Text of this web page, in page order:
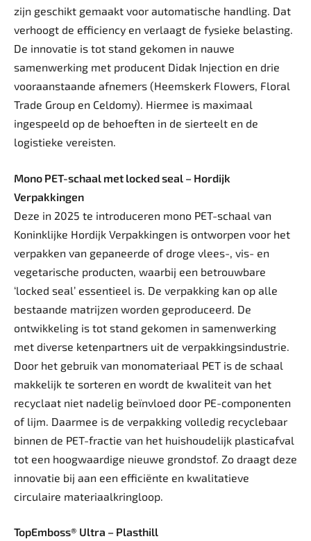
zijn geschikt gemaakt voor automatische handling. Dat
verhoogt de efficiency en verlaagt de fysieke belasting.
De innovatie is tot stand gekomen in nauwe
samenwerking met producent Didak Injection en drie
vooraanstaande afnemers (Heemskerk Flowers, Floral
Trade Group en Celdomy). Hiermee is maximaal
ingespeeld op de behoeften in de sierteelt en de
logistieke vereisten.
Mono PET-schaal met locked seal – Hordijk
Verpakkingen
Deze in 2025 te introduceren mono PET-schaal van
Koninklijke Hordijk Verpakkingen is ontworpen voor het
verpakken van gepaneerde of droge vlees-, vis- en
vegetarische producten, waarbij een betrouwbare
‘locked seal’ essentieel is. De verpakking kan op alle
bestaande matrijzen worden geproduceerd. De
ontwikkeling is tot stand gekomen in samenwerking
met diverse ketenpartners uit de verpakkingsindustrie.
Door het gebruik van monomateriaal PET is de schaal
makkelijk te sorteren en wordt de kwaliteit van het
recyclaat niet nadelig beïnvloed door PE-componenten
of lijm. Daarmee is de verpakking volledig recyclebaar
binnen de PET-fractie van het huishoudelijk plasticafval
tot een hoogwaardige nieuwe grondstof. Zo draagt deze
innovatie bij aan een efficiënte en kwalitatieve
circulaire materiaalkringloop.
TopEmboss® Ultra – Plasthill